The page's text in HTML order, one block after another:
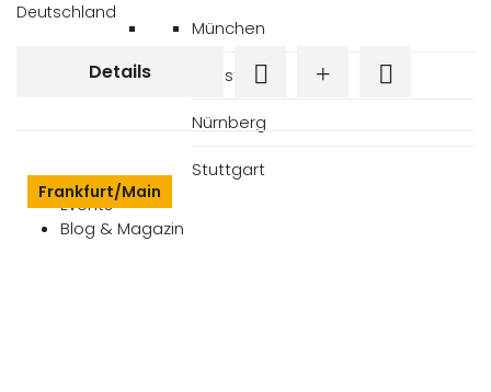
München
Münster
Nürnberg
Stuttgart
Events
Blog & Magazin
Deutschland
Details
Frankfurt/Main